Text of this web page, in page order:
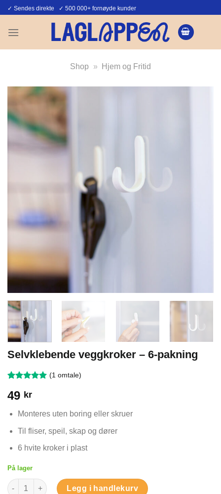
Skip
content
✓ Sendes direkte ✓ 500 000+ fornøyde kunder
Shop » Hjem og Fritid
Selvklebende veggkroker – 6-pakning
av 5 basert
kundevurdering
(1omtale)
49 kr
Monteres uten boring eller skruer
Til fliser, speil, skap og dører
6 hvite kroker i plast
På lager
Selvklebende veggkroker – 6-pakning antall
Legg i handlekurv